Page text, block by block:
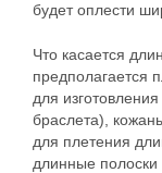
будет оплести
Что касается
предполагается
для
браслета),
для плетения
длинные полоски